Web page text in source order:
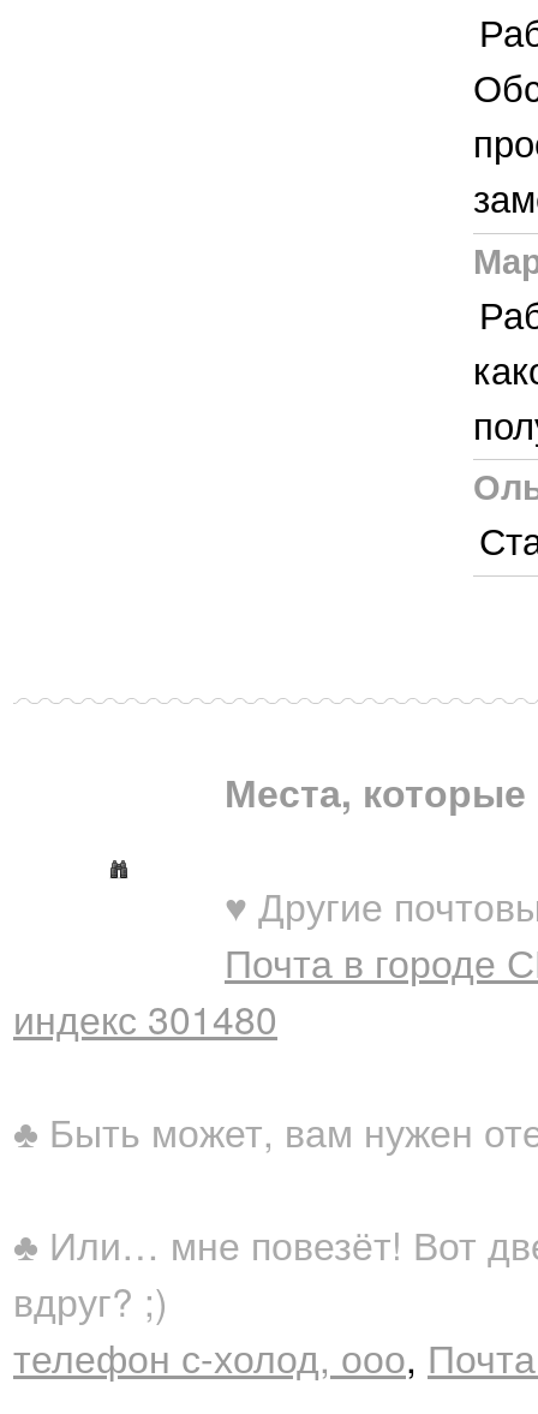
Места, которые
♥ Другие
Почта в городе
индекс 301480
♣ Быть может, вам нужен
♣ Или… мне повезёт! Вот
вдруг? ;)
телефон с-холод, ооо,